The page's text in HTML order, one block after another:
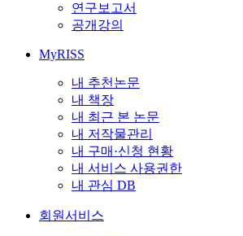
연구보고서
공개강의
MyRISS
내 추천논문
내 책장
내 최근 본 논문
내 저작물관리
내 구매·신청 현황
내 서비스 사용권한
내 관심 DB
회원서비스